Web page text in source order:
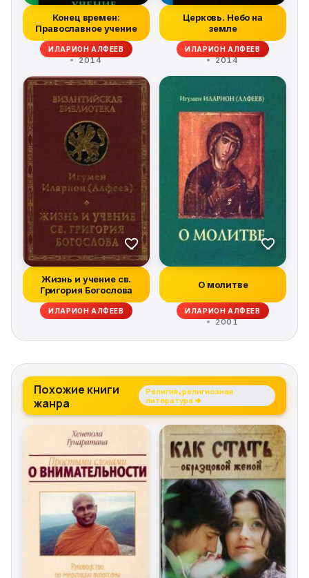
Конец времен:
Православное учение
ИЛАРИОН АЛФЕЕВ
2014
Церковь. Небо на
земле
ИЛАРИОН АЛФЕЕВ
2014
Жизнь и учение св.
Григория Богослова
ИЛАРИОН АЛФЕЕВ
О молитве
ИЛАРИОН АЛФЕЕВ
2001
Похожие книги
жанра
Религия, религиозная
литература →